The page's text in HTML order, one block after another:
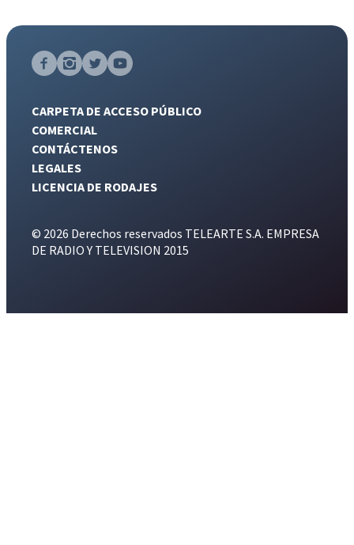
CARPETA DE ACCESO PÚBLICO
COMERCIAL
CONTÁCTENOS
LEGALES
LICENCIA DE RODAJES
© 2026 Derechos reservados TELEARTE S.A. EMPRESA
DE RADIO Y TELEVISION 2015